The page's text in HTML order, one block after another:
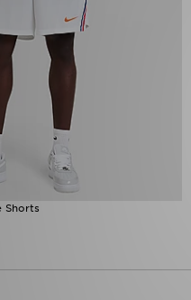
Shorts